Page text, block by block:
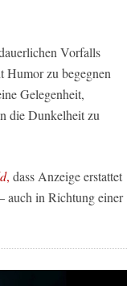
Vorfalls
Humor zu begegnen
Gelegenheit,
die Dunkelheit zu
, dass Anzeige erstattet
auch in Richtung einer